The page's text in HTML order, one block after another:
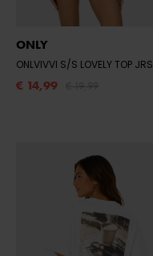
ONLY
ONLVIVVI S/S LOVELY TOP JRS
€ 14,99